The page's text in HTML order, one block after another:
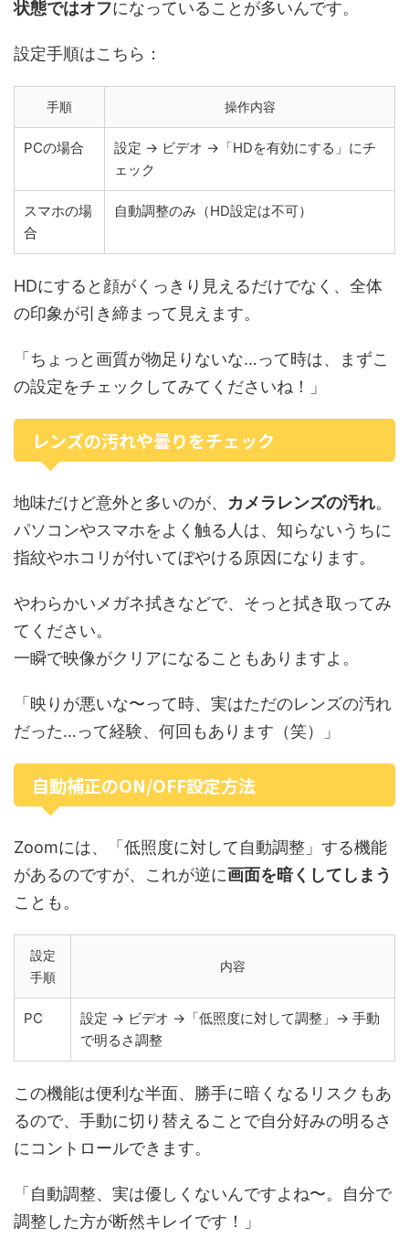
状態ではオフになっていることが多いんです。
設定手順はこちら：
手順 操作内容
PCの場合
設定 → ビデオ →「HDを有効にする」にチ
ェック
スマホの場
合
自動調整のみ（HD設定は不可）
HDにすると顔がくっきり見えるだけでなく、全体
の印象が引き締まって見えます。
「ちょっと画質が物足りないな…って時は、まずこ
の設定をチェックしてみてくださいね！」
レンズの汚れや曇りをチェック
地味だけど意外と多いのが、 カメラレンズの汚れ。
パソコンやスマホをよく触る人は、知らないうちに
指紋やホコリが付いてぼやける原因になります。
やわらかいメガネ拭きなどで、そっと拭き取ってみ
てください。
一瞬で映像がクリアになることもありますよ。
「映りが悪いな〜って時、実はただのレンズの汚れ
だった…って経験、何回もあります（笑）」
自動補正のON/OFF設定方法
Zoomには、「低照度に対して自動調整」する機能
があるのですが、これが逆に画面を暗くしてしまう
ことも。
設定
手順
内容
PC
設定 → ビデオ →「低照度に対して調整」→ 手動
で明るさ調整
この機能は便利な半面、勝手に暗くなるリスクもあ
るので、手動に切り替えることで自分好みの明るさ
にコントロールできます。
「自動調整、実は優しくないんですよね〜。自分で
調整した方が断然キレイです！」